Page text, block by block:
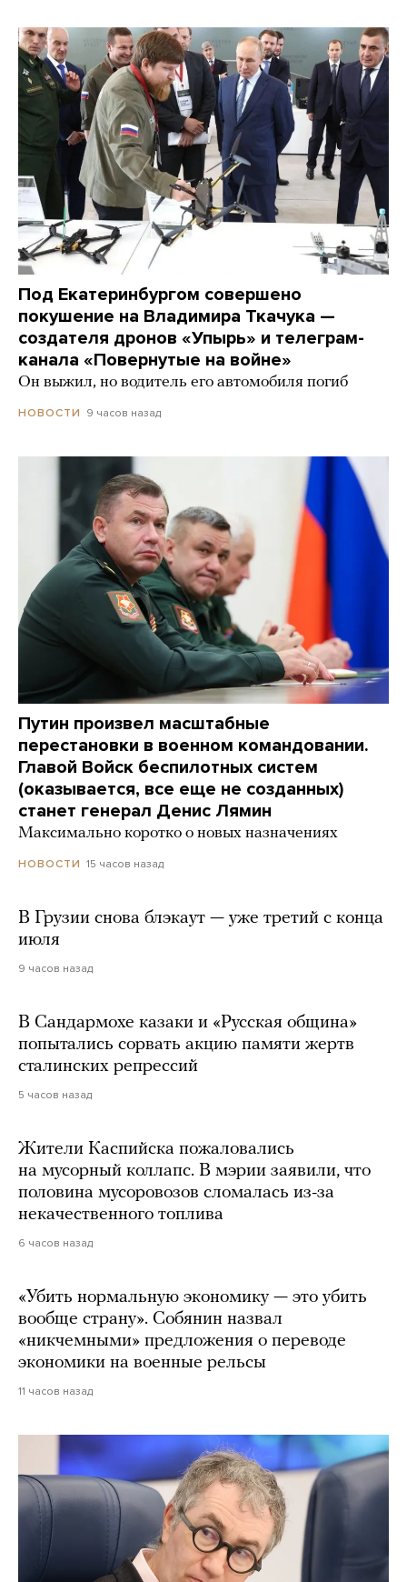
Под Екатеринбургом совершено
покушение на Владимира Ткачука —
создателя дронов «Упырь» и телеграм-
канала «Повернутые на войне»
Он выжил, но водитель его автомобиля погиб
НОВОСТИ 9 часов назад
Путин произвел масштабные
перестановки в военном командовании.
Главой Войск беспилотных систем
(оказывается, все еще не созданных)
станет генерал Денис Лямин
Максимально коротко о новых назначениях
НОВОСТИ 15 часов назад
В Грузии снова блэкаут — уже третий с конца
июля
9 часов назад
В Сандармохе казаки и «Русская община»
попытались сорвать акцию памяти жертв
сталинских репрессий
5 часов назад
Жители Каспийска пожаловались
на мусорный коллапс. В мэрии заявили, что
половина мусоровозов сломалась из-за
некачественного топлива
6 часов назад
«Убить нормальную экономику — это убить
вообще страну». Собянин назвал
«никчемными» предложения о переводе
экономики на военные рельсы
11 часов назад